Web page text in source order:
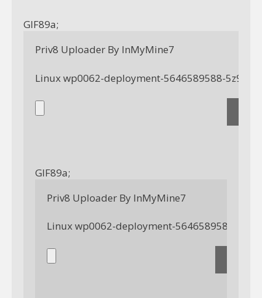
GIF89a;
Priv8 Uploader By InMyMine7
GIF89a;
Priv8 Uploader By InMyMine7